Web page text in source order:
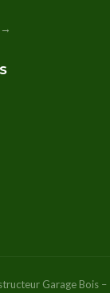
→
Garage Bois